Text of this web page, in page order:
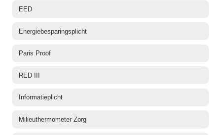
EED
Energiebesparingsplicht
Paris Proof
RED III
Informatieplicht
Milieuthermometer Zorg